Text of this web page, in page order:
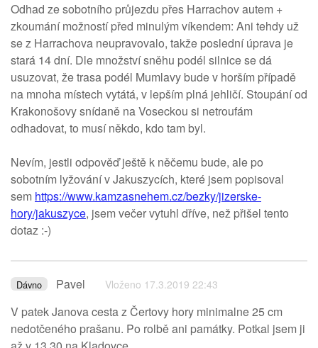
Odhad ze sobotního průjezdu přes Harrachov autem +
zkoumání možností před minulým víkendem: Ani tehdy už
se z Harrachova neupravovalo, takže poslední úprava je
stará 14 dní. Dle množství sněhu podél silnice se dá
usuzovat, že trasa podél Mumlavy bude v horším případě
na mnoha místech vytátá, v lepším plná jehličí. Stoupání od
Krakonošovy snídaně na Voseckou si netroufám
odhadovat, to musí někdo, kdo tam byl.
Nevím, jestli odpověď ještě k něčemu bude, ale po
sobotním lyžování v Jakuszycích, které jsem popisoval
sem https://www.kamzasnehem.cz/bezky/jizerske-
hory/jakuszyce, jsem večer vytuhl dříve, než přišel tento
dotaz :-)
Dávno Pavel Vloženo 17.3.2019 22:43
V patek Janova cesta z Čertovy hory minimalne 25 cm
nedotčeného prašanu. Po rolbě ani památky. Potkal jsem ji